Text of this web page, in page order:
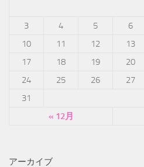
« 12月
3
4 5 6
10
11 12 13
17
18 19 20
24
25 26 27
31
アーカイブ